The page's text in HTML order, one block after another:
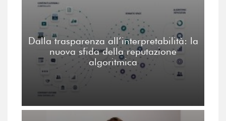
Dalla trasparenza all’interpretabilità: la
nuova sfida della reputazione
algoritmica